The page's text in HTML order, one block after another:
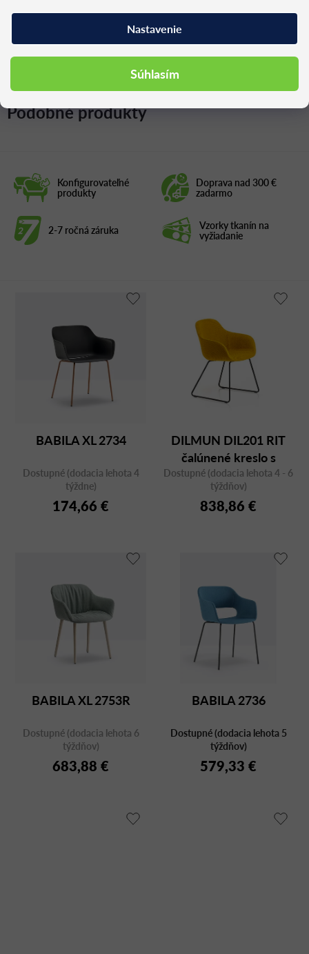
Nastavenie
Súhlasím
Konfigurovateľné
produkty
Doprava nad 300 €
zadarmo
2-7 ročná záruka Vzorky tkanín na
vyžiadanie
244,77 € 1 528,64 €
Podobné produkty
BABILA XL 2734
Dostupné (dodacia lehota 4
týždne)
174,66 €
DILMUN DIL201 RIT
čalúnené kreslo s
oceľovou podnožou
Dostupné (dodacia lehota 4 - 6
týždňov)
838,86 €
BABILA XL 2753R
Dostupné (dodacia lehota 6
týždňov)
683,88 €
BABILA 2736
Dostupné (dodacia lehota 5
týždňov)
579,33 €